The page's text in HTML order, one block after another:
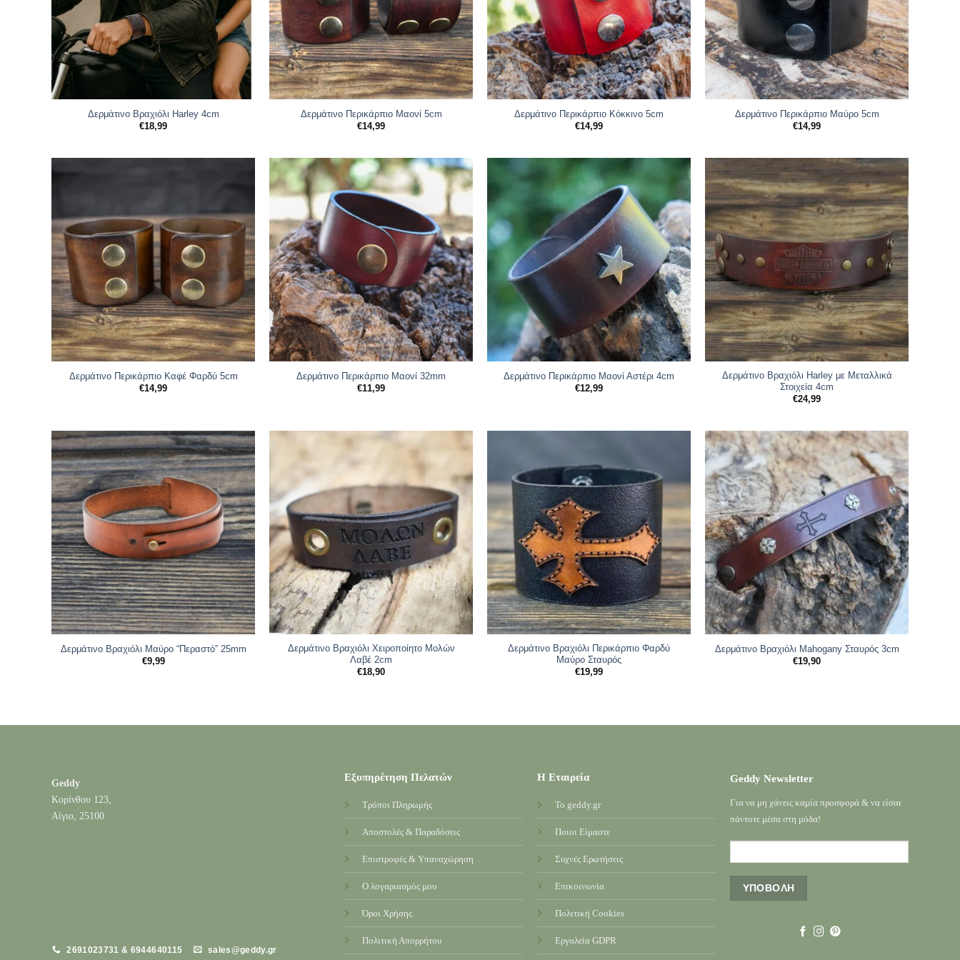
Δερμάτινο Βραχιόλι Harley 4cm
€18,99
Δερμάτινο Περικάρπιο Μαονί 5cm
€14,99
Δερμάτινο Περικάρπιο Κόκκινο 5cm
€14,99
Δερμάτινο Περικάρπιο Μαύρο 5cm
€14,99
Δερμάτινο Περικάρπιο Καφέ Φαρδύ 5cm
€14,99
Δερμάτινο Περικάρπιο Μαονί 32mm
€11,99
Δερμάτινο Περικάρπιο Μαονί Αστέρι 4cm
€12,99
Δερμάτινο Βραχιόλι Harley με Μεταλλικά
Στοιχεία 4cm
€24,99
Δερμάτινο Βραχιόλι Μαύρο “Περαστό” 25mm
€9,99
Δερμάτινο Βραχιόλι Χειροποίητο Μολών
Λαβέ 2cm
€18,90
Δερμάτινο Βραχιόλι Περικάρπιο Φαρδύ
Μαύρο Σταυρός
€19,99
Δερμάτινο Βραχιόλι Mahogany Σταυρός 3cm
€19,90
Geddy
Κορίνθου 123,
Αίγιο, 25100
2691023731 & 6944640115 sales@geddy.gr
Εξυπηρέτηση Πελατών
Τρόποι Πληρωμής
Αποστολές & Παραδόσεις
Επιστροφές & Υπαναχώρηση
Ο λογαριασμός μου
Όροι Χρήσης
Πολιτική Απορρήτου
Η Εταιρεία
Το geddy.gr
Ποιοι Είμαστε
Συχνές Ερωτήσεις
Επικοινωνία
Πολιτική Cookies
Εργαλεία GDPR
Geddy Newsletter
Για να μη χάνεις καμία προσφορά & να είσαι
πάντοτε μέσα στη μόδα!